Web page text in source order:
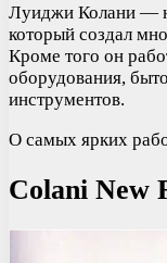
Луиджи Колани —
который создал
Кроме того он
оборудования,
инструментов.
О самых ярких
Colani New